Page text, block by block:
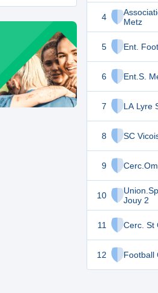
4
Metz
5 Ent.
6 Ent.S.
7 LA Lyre
8 SC
9
10
Jouy 2
11 Cerc. St
12 Football